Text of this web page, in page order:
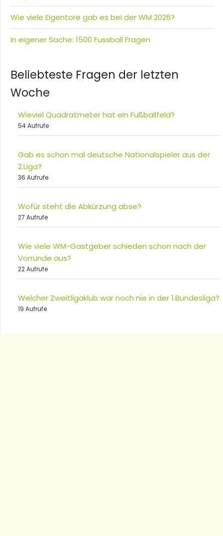
Wie viele Eigentore gab es bei der WM 2026?
In eigener Sache: 1500 Fussball Fragen
Beliebteste Fragen der letzten
Woche
Wieviel Quadratmeter hat ein Fußballfeld?
54 Aufrufe
Gab es schon mal deutsche Nationalspieler aus der
2.Liga?
36 Aufrufe
Wofür steht die Abkürzung abse?
27 Aufrufe
Wie viele WM-Gastgeber schieden schon nach der
Vorrunde aus?
22 Aufrufe
Welcher Zweitligaklub war noch nie in der 1.Bundesliga?
19 Aufrufe